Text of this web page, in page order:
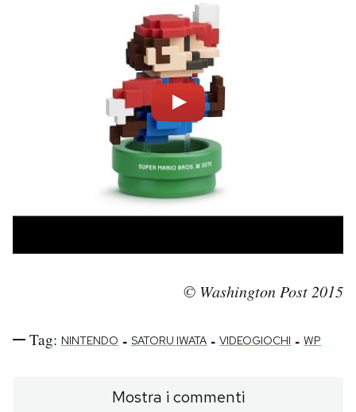
© Washington Post 2015
Tag: NINTENDO - SATORU IWATA - VIDEOGIOCHI - WP
Mostra i commenti